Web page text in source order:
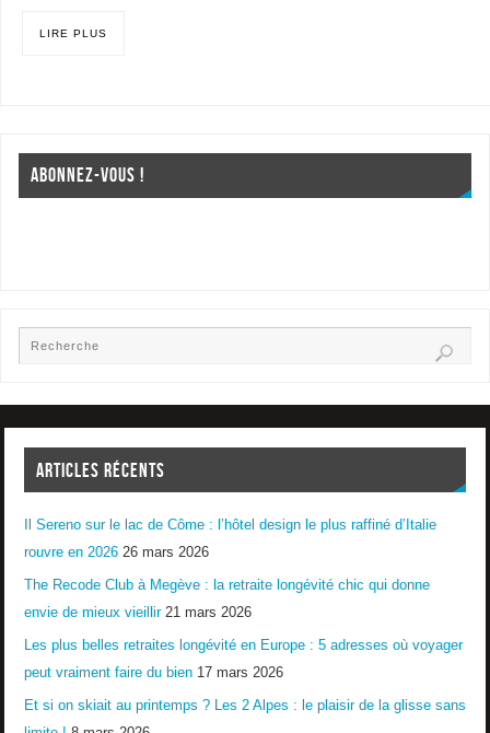
LIRE PLUS
ABONNEZ-VOUS !
ARTICLES RÉCENTS
Il Sereno sur le lac de Côme : l’hôtel design le plus raffiné d’Italie
rouvre en 2026 26 mars 2026
The Recode Club à Megève : la retraite longévité chic qui donne
envie de mieux vieillir 21 mars 2026
Les plus belles retraites longévité en Europe : 5 adresses où voyager
peut vraiment faire du bien 17 mars 2026
Et si on skiait au printemps ? Les 2 Alpes : le plaisir de la glisse sans